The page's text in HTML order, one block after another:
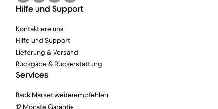
Hilfe und Support
Kontaktiere uns
Hilfe und Support
Lieferung & Versand
Rückgabe & Rückerstattung
Services
Back Market weiterempfehlen
12 Monate Garantie